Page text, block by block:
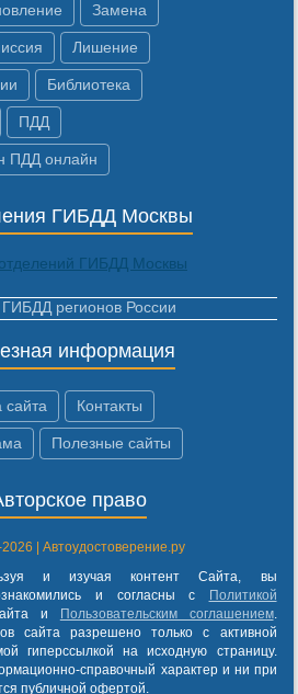
Замена
Лишение
Библиотека
ПДД
ПДД онлайн
ГИБДД Москвы
регионов России
информация
сайта Контакты
Полезные сайты
право
| Автоудостоверение.ру
и изучая контент Сайта, вы
и согласны с
Политикой
и Пользовательским соглашением.
сайта разрешено только с активной
гиперссылкой на исходную страницу.
справочный характер и ни при
публичной офертой.